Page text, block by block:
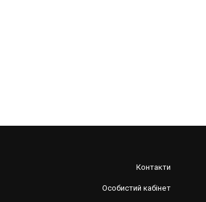
Контакти
Особистий кабінет